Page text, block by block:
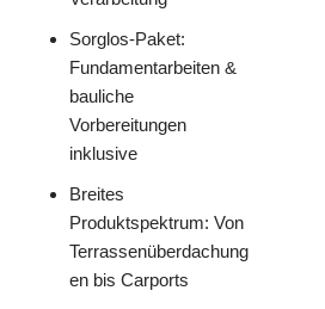
Sorglos-Paket:
Fundamentarbeiten &
bauliche
Vorbereitungen
inklusive
Breites
Produktspektrum: Von
Terrassenüberdachung
en bis Carports